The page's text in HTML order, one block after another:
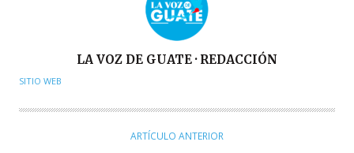
U
O
LA VOZ DE GUATE · REDACCIÓN
SITIO WEB
ARTÍCULO ANTERIOR